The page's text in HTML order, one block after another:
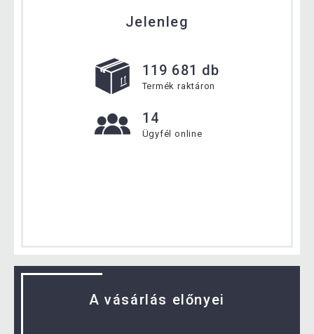
Jelenleg
119 681 db
Termék raktáron
14
Ügyfél online
A vásárlás előnyei